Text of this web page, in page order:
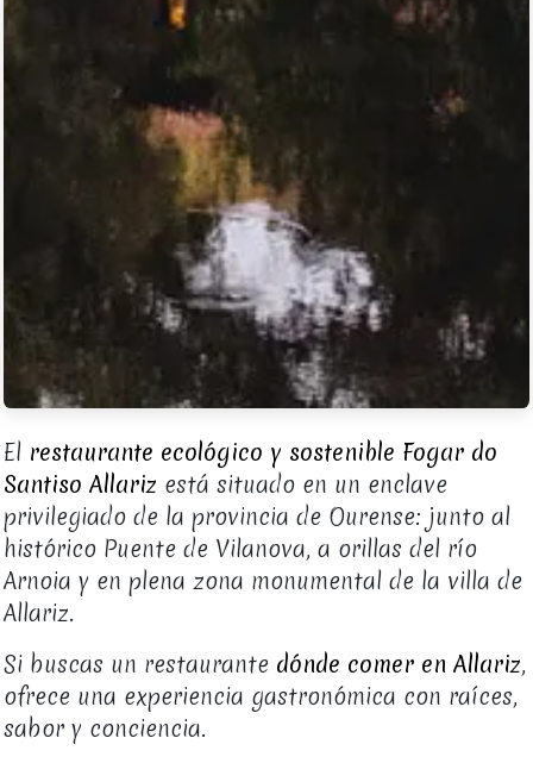
El restaurante ecológico y sostenible Fogar do
Santiso Allariz está situado en un enclave
privilegiado de la provincia de Ourense: junto al
histórico Puente de Vilanova, a orillas del río
Arnoia y en plena zona monumental de la villa de
Allariz.
Si buscas un restaurante dónde comer en Allariz,
ofrece una experiencia gastronómica con raíces,
sabor y conciencia.